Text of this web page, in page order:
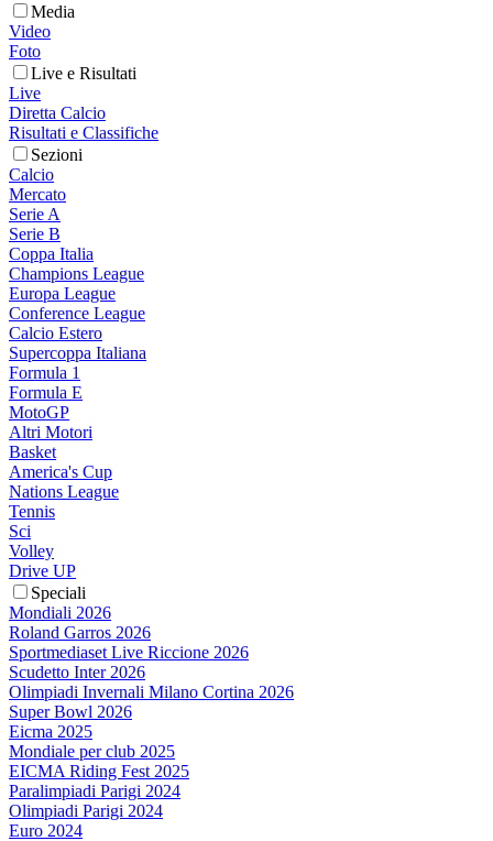
Media
Video
Foto
Live e Risultati
Live
Diretta Calcio
Risultati e Classifiche
Sezioni
Calcio
Mercato
Serie A
Serie B
Coppa Italia
Champions League
Europa League
Conference League
Calcio Estero
Supercoppa Italiana
Formula 1
Formula E
MotoGP
Altri Motori
Basket
America's Cup
Nations League
Tennis
Sci
Volley
Drive UP
Speciali
Mondiali 2026
Roland Garros 2026
Sportmediaset Live Riccione 2026
Scudetto Inter 2026
Olimpiadi Invernali Milano Cortina 2026
Super Bowl 2026
Eicma 2025
Mondiale per club 2025
EICMA Riding Fest 2025
Paralimpiadi Parigi 2024
Olimpiadi Parigi 2024
Euro 2024